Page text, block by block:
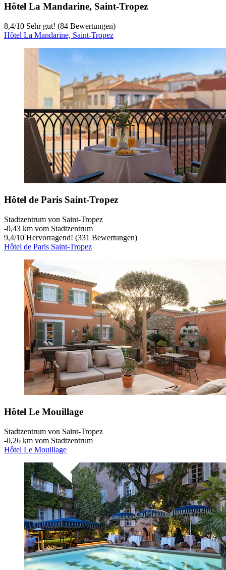
Hôtel La Mandarine, Saint-Tropez
8,4/10 Sehr gut! (84 Bewertungen)
Hôtel La Mandarine, Saint-Tropez
Hôtel de Paris Saint-Tropez
Stadtzentrum von Saint-Tropez
‐0,43 km vom Stadtzentrum
9,4/10 Hervorragend! (331 Bewertungen)
Hôtel de Paris Saint-Tropez
Hôtel Le Mouillage
Stadtzentrum von Saint-Tropez
‐0,26 km vom Stadtzentrum
Hôtel Le Mouillage